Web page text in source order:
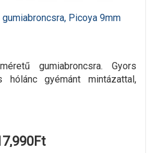
Picoya 9mm
gumiabroncsra. Gyors
hólánc gyémánt mintázattal,